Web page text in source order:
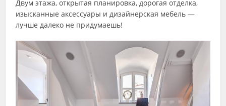
Двум этажа, открытая планировка, дорогая отделка,
изысканные аксессуары и дизайнерская мебель —
лучше далеко не придумаешь!